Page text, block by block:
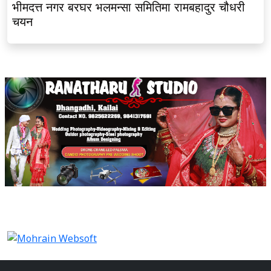
भीमदत्त नगर बरघर भलमन्सा समितिमा रामबहादुर चौधरी
चयन